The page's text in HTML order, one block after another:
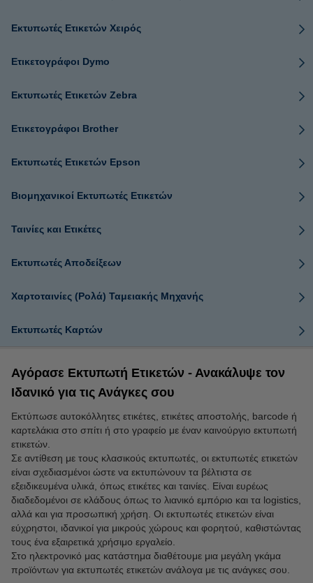
Εκτυπωτές Ετικετών Χειρός
Ετικετογράφοι Dymo
Εκτυπωτές Ετικετών Zebra
Ετικετογράφοι Brother
Εκτυπωτές Ετικετών Epson
Βιομηχανικοί Εκτυπωτές Ετικετών
Ταινίες και Ετικέτες
Εκτυπωτές Αποδείξεων
Χαρτοταινίες (Ρολά) Ταμειακής Μηχανής
Εκτυπωτές Καρτών
Αγόρασε Εκτυπωτή Ετικετών - Ανακάλυψε τον
Ιδανικό για τις Ανάγκες σου
Εκτύπωσε αυτοκόλλητες ετικέτες, ετικέτες αποστολής, barcode ή
καρτελάκια στο σπίτι ή στο γραφείο με έναν καινούργιο εκτυπωτή
ετικετών.
Σε αντίθεση με τους κλασικούς εκτυπωτές, οι εκτυπωτές ετικετών
είναι σχεδιασμένοι ώστε να εκτυπώνουν τα βέλτιστα σε
εξειδικευμένα υλικά, όπως ετικέτες και ταινίες. Είναι ευρέως
διαδεδομένοι σε κλάδους όπως το λιανικό εμπόριο και τα logistics,
αλλά και για προσωπική χρήση. Οι εκτυπωτές ετικετών είναι
εύχρηστοι, ιδανικοί για μικρούς χώρους και φορητού, καθιστώντας
τους ένα εξαιρετικά χρήσιμο εργαλείο.
Στο ηλεκτρονικό μας κατάστημα διαθέτουμε μια μεγάλη γκάμα
προϊόντων για εκτυπωτές ετικετών ανάλογα με τις ανάγκες σου.